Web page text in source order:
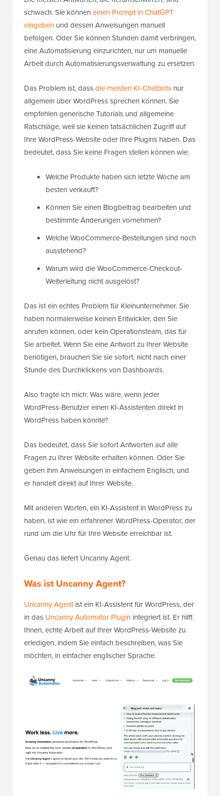
schwach. Sie können einen Prompt in ChatGPT
eingeben und dessen Anweisungen manuell
befolgen. Oder Sie können Stunden damit verbringen,
eine Automatisierung einzurichten, nur um manuelle
Arbeit durch Automatisierungsverwaltung zu ersetzen.
Das Problem ist, dassdie meisten KI-Chatbots nur
allgemein über WordPress sprechen können. Sie
empfehlen generische Tutorials und allgemeine
Ratschläge, weil sie keinen tatsächlichen Zugriff auf
Ihre WordPress-Website oder Ihre Plugins haben. Das
bedeutet, dass Sie keine Fragen stellen können wie:
Welche Produkte haben sich letzte Woche am
besten verkauft?
Können Sie einen Blogbeitrag bearbeiten und
bestimmte Änderungen vornehmen?
Welche WooCommerce-Bestellungen sind noch
ausstehend?
Warum wird die WooCommerce-Checkout-
Weiterleitung nicht ausgelöst?
Das ist ein echtes Problem für Kleinunternehmer. Sie
haben normalerweise keinen Entwickler, den Sie
anrufen können, oder kein Operationsteam, das für
Sie arbeitet. Wenn Sie eine Antwort zu Ihrer Website
benötigen, brauchen Sie sie sofort, nicht nach einer
Stunde des Durchklickens von Dashboards.
Also fragte ich mich: Was wäre, wenn jeder
WordPress-Benutzer einen KI-Assistenten direkt in
WordPress haben könnte?
Das bedeutet, dass Sie sofort Antworten auf alle
Fragen zu Ihrer Website erhalten können. Oder Sie
geben ihm Anweisungen in einfachem Englisch, und
er handelt direkt auf Ihrer Website.
Mit anderen Worten, ein KI-Assistent in WordPress zu
haben, ist wie ein erfahrener WordPress-Operator, der
rund um die Uhr für Ihre Website erreichbar ist.
Genau das liefert Uncanny Agent.
Was ist Uncanny Agent?
Uncanny Agentist ein KI-Assistent für WordPress, der
in das Uncanny Automator Plugin integriert ist. Er hilft
Ihnen, echte Arbeit auf Ihrer WordPress-Website zu
erledigen, indem Sie einfach beschreiben, was Sie
möchten, in einfacher englischer Sprache.